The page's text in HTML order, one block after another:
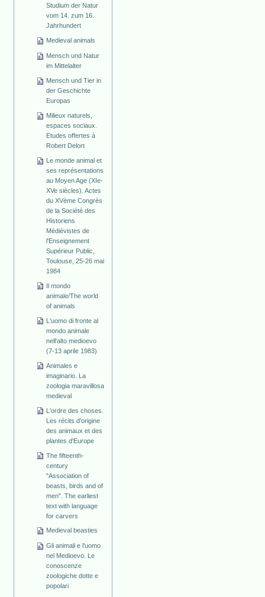
Studium der Natur
vom 14. zum 16.
Jahrhundert
Medieval animals
Mensch und Natur
im Mittelalter
Mensch und Tier in
der Geschichte
Europas
Milieux naturels,
espaces sociaux.
Etudes offertes à
Robert Delort
Le monde animal et
ses représentations
au Moyen Age (XIe-
XVe siècles). Actes
du XVème Congrès
de la Société des
Historiens
Médiévistes de
l'Enseignement
Supérieur Public,
Toulouse, 25-26 mai
1984
Il mondo
animale/The world
of animals
L'uomo di fronte al
mondo animale
nell'alto medioevo
(7-13 aprile 1983)
Animales e
imaginario. La
zoologia maravillosa
medieval
L'ordre des choses.
Les récits d'origine
des animaux et des
plantes d'Europe
The fifteenth-
century
"Association of
beasts, birds and of
men". The earliest
text with language
for carvers
Medieval beasties
Gli animali e l'uomo
nel Medioevo. Le
conoscenze
zoologiche dotte e
popolari